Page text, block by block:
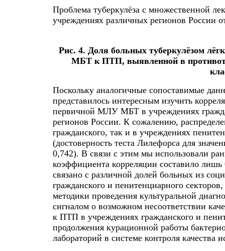
Проблема туберкулёза с множественной
учреждениях различных регионов России
Рис. 4. Доля больных туберкулёзом
МБТ к ПТП, выявленной в
Поскольку аналогичные сопоставимые
представилось интересным изучить
первичной МЛУ МБТ в учреждениях
регионов России. К сожалению,
гражданского, так и в учреждениях
(достоверность теста Лилефорса для
0,742). В связи с этим мы использовали
коэффициента корреляции составило лишь
связано с различной долей больных из
гражданского и пенитенциарного
методики проведения культуральной
сигналом о возможном несоответствии
к ПТП в учреждениях гражданского и
продолжения курационной работы
лабораторий в системе контроля качества